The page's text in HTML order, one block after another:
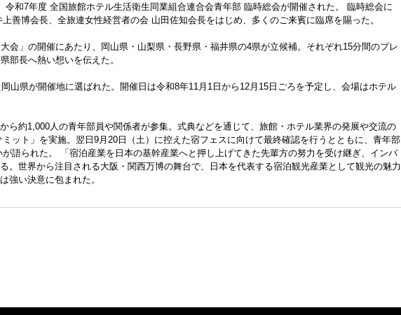
和7年度 全国旅館ホテル生活衛生同業組合連合会青年部 臨時総会が開催された。 臨時総会に
善博会長、全旅連女性経営者の会 山田佐知会長をはじめ、多くのご来賓に臨席を賜った。
会」の開催にあたり、岡山県・山梨県・長野県・福井県の4県が立候補。それぞれ15分間のプレ
部長へ熱い想いを伝えた。
山県が開催地に選ばれた。開催日は令和8年11月1日から12月15日ごろを予定し、会場はホテル
ら約1,000人の青年部員や関係者が参集。式典などを通じて、旅館・ホテル業界の発展や交流の
ット」を実施。翌日9月20日（土）に控えた宿フェスに向けて最終確認を行うとともに、青年部
語られた。 「宿泊産業を日本の基幹産業へと押し上げてきた先輩方の努力を受け継ぎ、インバ
。世界から注目される大阪・関西万博の舞台で、日本を代表する宿泊観光産業として観光の魅力
強い決意に包まれた。